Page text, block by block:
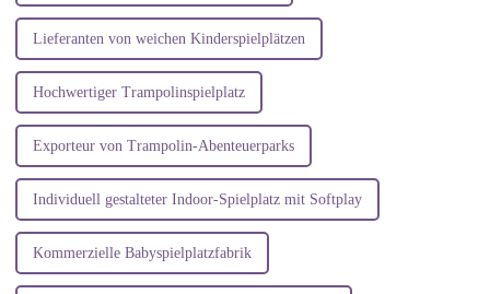
Lieferanten von weichen Kinderspielplätzen
Hochwertiger Trampolinspielplatz
Exporteur von Trampolin-Abenteuerparks
Individuell gestalteter Indoor-Spielplatz mit Softplay
Kommerzielle Babyspielplatzfabrik